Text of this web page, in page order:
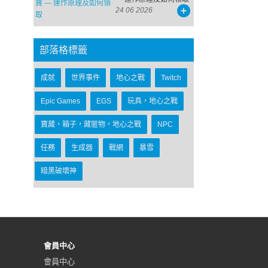
24 06 2026
部落格標籤
成就 世界事件 地心之戰 Twitch
Epic Games EGS 玩具，地心之戰
寶藏，箱子，藏匿物，地心之戰 NPC
任務 生成器 戰網 暴雪
暗黑破壞神
會員中心
會員中心